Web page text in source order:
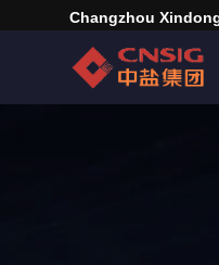
Changzhou